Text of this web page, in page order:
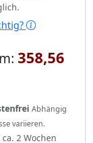
358,56
Abhängig
variieren.
2 Wochen